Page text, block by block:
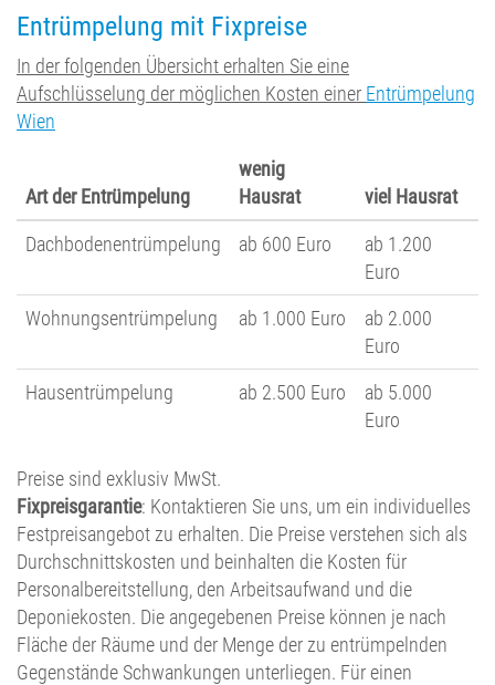
Entrümpelung mit Fixpreise
In der folgenden Übersicht erhalten Sie eine
Aufschlüsselung der möglichen Kosten einer Entrümpelung
Wien
Art der Entrümpelung
wenig
Hausrat
viel Hausrat
Dachbodenentrümpelung ab 600 Euro
ab 1.200
Euro
Wohnungsentrümpelung
ab 1.000 Euro
ab 2.000
Euro
Hausentrümpelung
ab 2.500 Euro
ab 5.000
Euro
Preise sind exklusiv MwSt.
Fixpreisgarantie: Kontaktieren Sie uns, um ein individuelles
Festpreisangebot zu erhalten. Die Preise verstehen sich als
Durchschnittskosten und beinhalten die Kosten für
Personalbereitstellung, den Arbeitsaufwand und die
Deponiekosten. Die angegebenen Preise können je nach
Fläche der Räume und der Menge der zu entrümpelnden
Gegenstände Schwankungen unterliegen. Für einen